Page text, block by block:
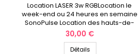
Location LASER 3w RGBLocation le
week-end ou 24 heures en semaine
SonoPulse Location des hauts-de-
France
Prix
30,00 €
Détails